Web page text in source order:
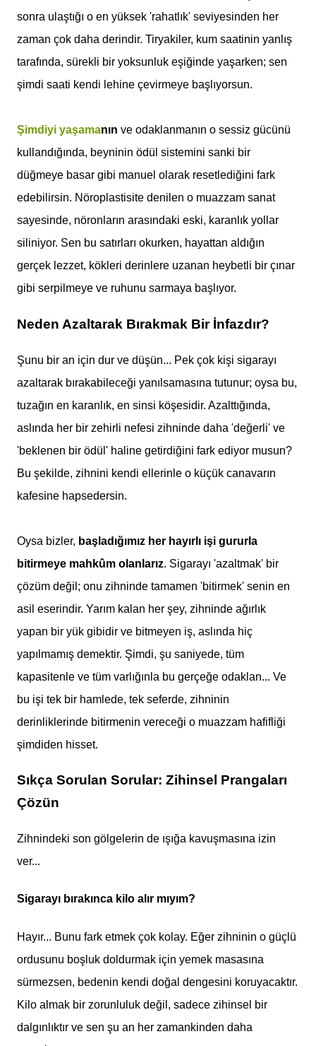
sonra ulaştığı o en yüksek 'rahatlık' seviyesinden her
zaman çok daha derindir. Tiryakiler, kum saatinin yanlış
tarafında, sürekli bir yoksunluk eşiğinde yaşarken; sen
şimdi saati kendi lehine çevirmeye başlıyorsun.
Şimdiyi yaşamanın ve odaklanmanın o sessiz gücünü
kullandığında, beyninin ödül sistemini sanki bir
düğmeye basar gibi manuel olarak resetlediğini fark
edebilirsin. Nöroplastisite denilen o muazzam sanat
sayesinde, nöronların arasındaki eski, karanlık yollar
siliniyor. Sen bu satırları okurken, hayattan aldığın
gerçek lezzet, kökleri derinlere uzanan heybetli bir çınar
gibi serpilmeye ve ruhunu sarmaya başlıyor.
Neden Azaltarak Bırakmak Bir İnfazdır?
Şunu bir an için dur ve düşün... Pek çok kişi sigarayı
azaltarak bırakabileceği yanılsamasına tutunur; oysa bu,
tuzağın en karanlık, en sinsi köşesidir. Azalttığında,
aslında her bir zehirli nefesi zihninde daha 'değerli' ve
'beklenen bir ödül' haline getirdiğini fark ediyor musun?
Bu şekilde, zihnini kendi ellerinle o küçük canavarın
kafesine hapsedersin.
Oysa bizler, başladığımız her hayırlı işi gururla
bitirmeye mahkûm olanlarız. Sigarayı 'azaltmak' bir
çözüm değil; onu zihninde tamamen 'bitirmek' senin en
asil eserindir. Yarım kalan her şey, zihninde ağırlık
yapan bir yük gibidir ve bitmeyen iş, aslında hiç
yapılmamış demektir. Şimdi, şu saniyede, tüm
kapasitenle ve tüm varlığınla bu gerçeğe odaklan... Ve
bu işi tek bir hamlede, tek seferde, zihninin
derinliklerinde bitirmenin vereceği o muazzam hafifliği
şimdiden hisset.
Sıkça Sorulan Sorular: Zihinsel Prangaları
Çözün
Zihnindeki son gölgelerin de ışığa kavuşmasına izin
ver...
Sigarayı bırakınca kilo alır mıyım?
Hayır... Bunu fark etmek çok kolay. Eğer zihninin o güçlü
ordusunu boşluk doldurmak için yemek masasına
sürmezsen, bedenin kendi doğal dengesini koruyacaktır.
Kilo almak bir zorunluluk değil, sadece zihinsel bir
dalgınlıktır ve sen şu an her zamankinden daha